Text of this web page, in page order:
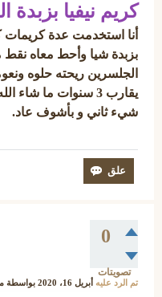
كريم نيفيا بزبدة
أنا استخدمت عدة
الجلسرين ريحته حلوه
يقارب 3 سنوات ما
شيء ثاني و بأشوف عاد.
0
تصويتات
تم الرد عليه أبريل 16، 2020 بواسطة